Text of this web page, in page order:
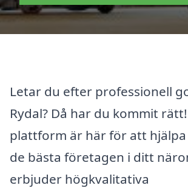
Letar du efter professionell
Rydal? Då har du kommit
plattform är här för att
de bästa företagen i ditt
erbjuder högkvalitativa